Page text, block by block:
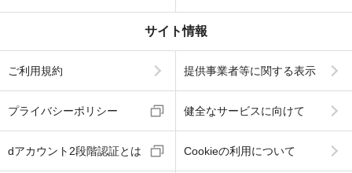
サイト情報
ご利用規約 提供事業者等に関する表示
プライバシーポリシー 健全なサービスに向けて
dアカウント2段階認証とは Cookieの利用について